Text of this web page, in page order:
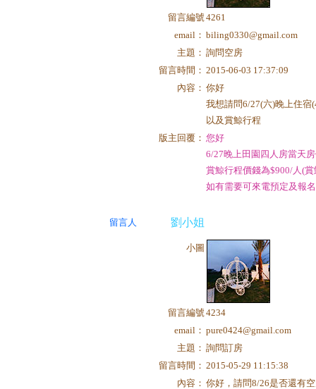
留言編號4261
email： biling0330@gmail.com
主題： 詢問空房
留言時間： 2015-06-03 17:37:09
內容： 你好
我想請問6/27(六)晚上住宿
以及賞鯨行程
版主回覆： 您好
6/27晚上田園四人房當天
賞鯨行程價錢為$900/人(
如有需要可來電預定及報
留言人 劉小姐
小圖
留言編號4234
email： pure0424@gmail.com
主題： 詢問訂房
留言時間： 2015-05-29 11:15:38
內容： 你好，請問8/26是否還有